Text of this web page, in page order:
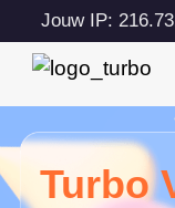
Jouw IP:
Turbo